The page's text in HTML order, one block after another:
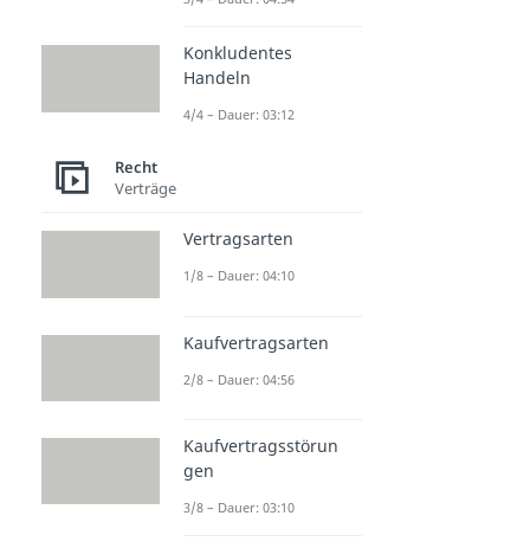
Konkludentes
Handeln
4/4 – Dauer: 03:12
Recht
Verträge
Vertragsarten
1/8 – Dauer: 04:10
Kaufvertragsarten
2/8 – Dauer: 04:56
Kaufvertragsstörun
gen
3/8 – Dauer: 03:10